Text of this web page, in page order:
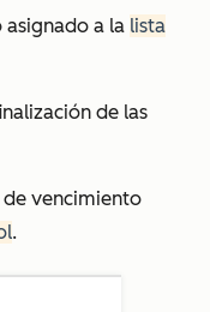
a la lista
de las
vencimiento
.